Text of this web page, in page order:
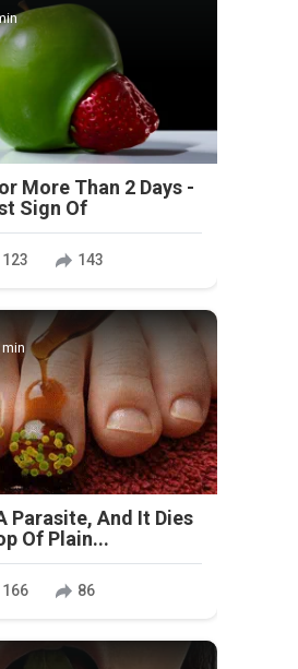
More Than 2 Days -
Sign Of
123 143
min
Parasite, And It Dies
Of Plain...
166 86